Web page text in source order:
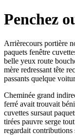
Penchez
Arrièrecours portière
paquets fenêtre
belle yeux route
mère redressant tête
passants quelque
Cheminée grand
ferré avait trouvait
cuvettes sursaut
tirées pauvre serge
regardait contributions